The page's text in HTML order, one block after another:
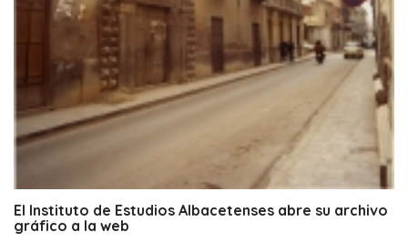
El Instituto de Estudios Albacetenses abre su archivo
gráfico a la web